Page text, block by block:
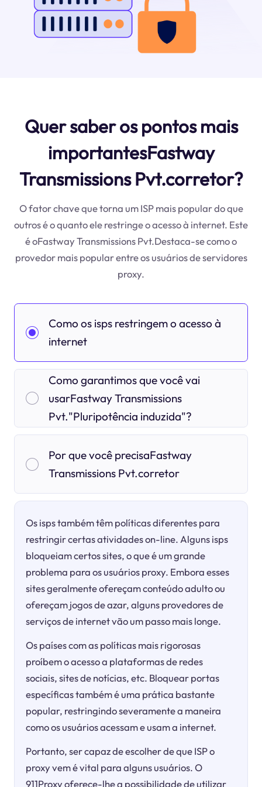
Quer saber os pontos mais
importantesFastway
Transmissions Pvt.corretor?
O fator chave que torna um ISP mais popular do que
outros é o quanto ele restringe o acesso à internet. Este
é oFastway Transmissions Pvt.Destaca-se como o
provedor mais popular entre os usuários de servidores
proxy.
Como os isps restringem o acesso à
internet
Como garantimos que você vai
usarFastway Transmissions
Pvt."Pluripotência induzida"?
Por que você precisaFastway
Transmissions Pvt.corretor
Os isps também têm políticas diferentes para
restringir certas atividades on-line. Alguns isps
bloqueiam certos sites, o que é um grande
problema para os usuários proxy. Embora esses
sites geralmente ofereçam conteúdo adulto ou
ofereçam jogos de azar, alguns provedores de
serviços de internet vão um passo mais longe.
Os países com as políticas mais rigorosas
proíbem o acesso a plataformas de redes
sociais, sites de notícias, etc. Bloquear portas
específicas também é uma prática bastante
popular, restringindo severamente a maneira
como os usuários acessam e usam a internet.
Portanto, ser capaz de escolher de que ISP o
proxy vem é vital para alguns usuários. O
911Proxy oferece-lhe a possibilidade de utilizar